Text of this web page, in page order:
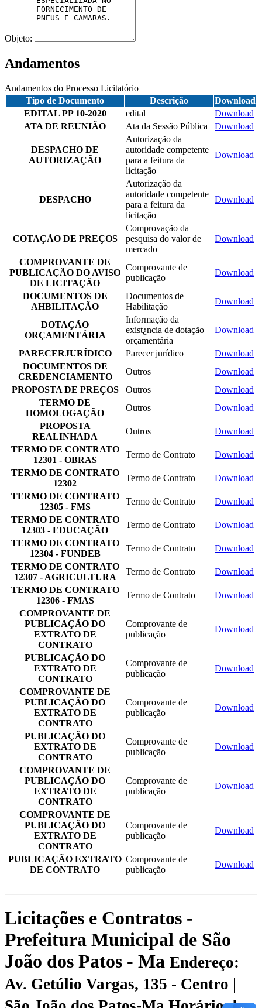
Objeto:
Andamentos
Andamentos do Processo Licitatório
Tipo de Documento
Descrição
Download
EDITAL PP 10-2020
edital
Download
ATA DE REUNIÃO
Ata da Sessão Pública Download
DESPACHO DE
AUTORIZAÇÃO
Autorização da
autoridade competente
para a feitura da
licitação
Download
DESPACHO
Autorização da
autoridade competente
para a feitura da
licitação
Download
COTAÇÃO DE PREÇOS
Comprovação da
pesquisa do valor de
mercado
Download
COMPROVANTE DE
PUBLICAÇÃO DO AVISO
DE LICITAÇÃO
Comprovante de
publicação
Download
DOCUMENTOS DE
AHBILITAÇÃO
Documentos de
Habilitação
Download
DOTAÇÃO
ORÇAMENTÁRIA
Informação da
exist¿ncia de dotação
orçamentária
Download
PARECERJURÍDICO Parecer jurídico
Download
DOCUMENTOS DE
CREDENCIAMENTO
Outros
Download
PROPOSTA DE PREÇOS
Outros
Download
TERMO DE
HOMOLOGAÇÃO
Outros
Download
PROPOSTA
REALINHADA
Outros
Download
TERMO DE CONTRATO
12301 - OBRAS
Termo de Contrato
Download
TERMO DE CONTRATO
12302
Termo de Contrato
Download
TERMO DE CONTRATO
12305 - FMS
Termo de Contrato
Download
TERMO DE CONTRATO
12303 - EDUCAÇÃO
Termo de Contrato
Download
TERMO DE CONTRATO
12304 - FUNDEB
Termo de Contrato
Download
TERMO DE CONTRATO
12307 - AGRICULTURA
Termo de Contrato
Download
TERMO DE CONTRATO
12306 - FMAS
Termo de Contrato
Download
COMPROVANTE DE
PUBLICAÇÃO DO
EXTRATO DE
CONTRATO
Comprovante de
publicação
Download
PUBLICAÇÃO DO
EXTRATO DE
CONTRATO
Comprovante de
publicação
Download
COMPROVANTE DE
PUBLICAÇÃO DO
EXTRATO DE
CONTRATO
Comprovante de
publicação
Download
PUBLICAÇÃO DO
EXTRATO DE
CONTRATO
Comprovante de
publicação
Download
COMPROVANTE DE
PUBLICAÇÃO DO
EXTRATO DE
CONTRATO
Comprovante de
publicação
Download
COMPROVANTE DE
PUBLICAÇÃO DO
EXTRATO DE
CONTRATO
Comprovante de
publicação
Download
PUBLICAÇÃO EXTRATO
DE CONTRATO
Comprovante de
publicação
Download
Licitações e Contratos -
Prefeitura Municipal de São
João dos Patos - Ma Endereço:
Av. Getúlio Vargas, 135 - Centro |